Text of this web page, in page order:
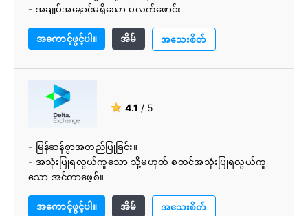
- အချုပ်အနှောင်မရှိသော ပလက်ဖောင်း
- ဖောက်သည်ပံ့ပိုးမှု အထူးကောင်းမွန်သည်။
အကောင့်ဖွင့်ပါ။ အိမ် အသေးစိတ်
★ 4.1 / 5
- မြန်ဆန်စွာအတည်ပြုခြင်း။
- အသုံးပြုရလွယ်ကူသော သို့မဟုတ် စတင်အသုံးပြုရလွယ်ကူ
သော အင်တာဖေ့စ်။
- ခိုင်မာသောထောက်ခံမှု။
အကောင့်ဖွင့်ပါ။ အိမ် အသေးစိတ်